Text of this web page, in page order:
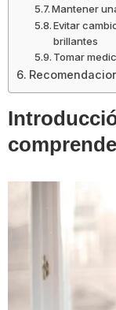
Mantener
Evitar
brillantes
Tomar